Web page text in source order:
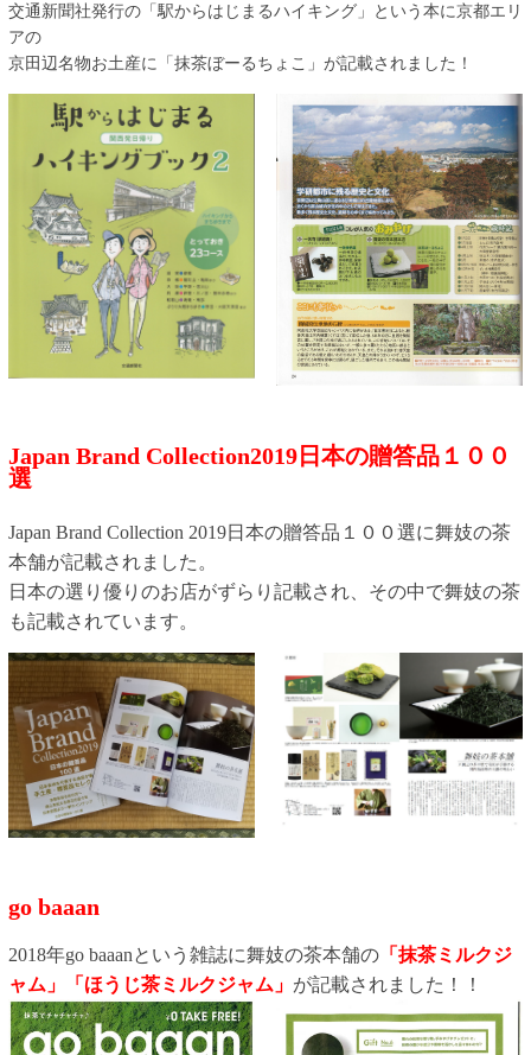
交通新聞社発行の「駅からはじまるハイキング」という本に京都エリ
アの
京田辺名物お土産に「抹茶ぼーるちょこ」が記載されました！
Japan Brand Collection2019日本の贈答品１００
選
Japan Brand Collection 2019日本の贈答品１００選に舞妓の茶
本舗が記載されました。
日本の選り優りのお店がずらり記載され、その中で舞妓の茶
も記載されています。
go baaan
2018年go baaanという雑誌に舞妓の茶本舗の「抹茶ミルクジ
ャム」「ほうじ茶ミルクジャム」 が記載されました！！